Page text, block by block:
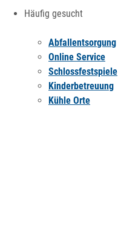
Häufig gesucht
Abfallentsorgung
Online Service
Schlossfestspiele
Kinderbetreuung
Kühle Orte